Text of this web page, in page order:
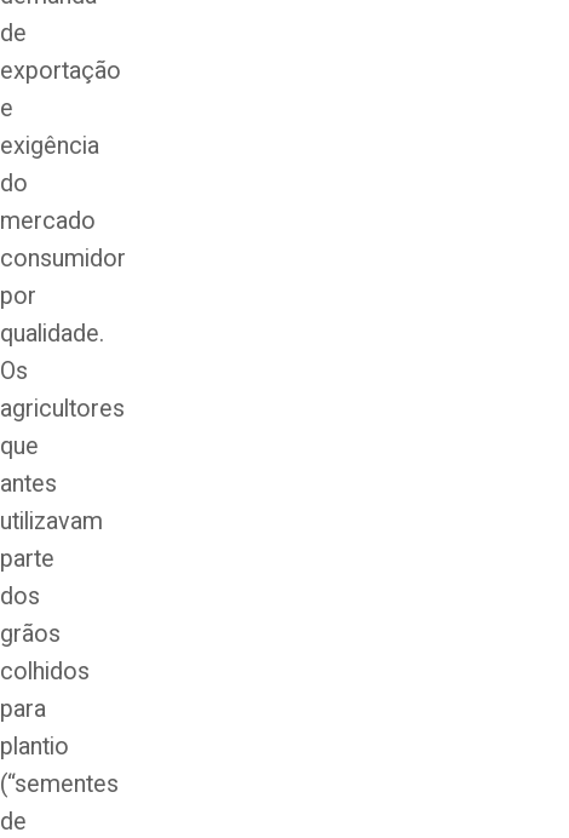
de
exportação
e
exigência
do
mercado
consumidor
por
qualidade.
Os
agricultores
que
antes
utilizavam
parte
dos
grãos
colhidos
para
plantio
(“sementes
de